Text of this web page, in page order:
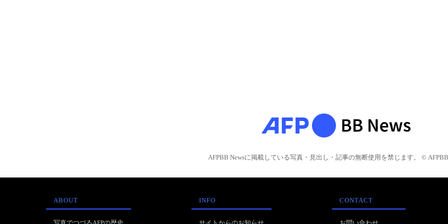
AFPBB Newsに掲載している写真・見出し・記事の無断使用を禁じます。 © AFPBB
ABOUT INFO CONTACT